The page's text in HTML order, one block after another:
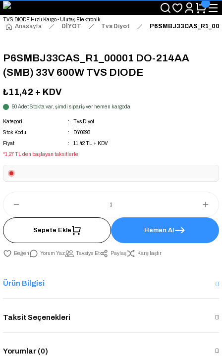
"Saat 14:00'a Kadar Verilen Siparişlerde Aynı Gün Kargo Avantajı!
"Binlerce Ürün Çeşitliliği ile Stoktan Hemen Teslim."
"Toptan Fiyatına Perakende Satış Avantajını Kaçırmayın!"
Anasayfa DİYOT Tvs Diyot
P6SMBJ33CAS_R1_00001 DO-214AA
(SMB) 33V 600W TVS DIODE
₺11,42 + KDV
50 Adet Stokta var, şimdi sipariş ver hemen kargoda
Kategori
Tvs Diyot
Stok Kodu
DY0693
Fiyat
11,42 TL + KDV
*1,27 TL den başlayan taksitlerle!
Sepete Ekle Hemen Al
Yorum Yaz Tavsiye Et Paylaş Karşılaştır
Ürün Bilgisi
Taksit Seçenekleri
Yorumlar (0)